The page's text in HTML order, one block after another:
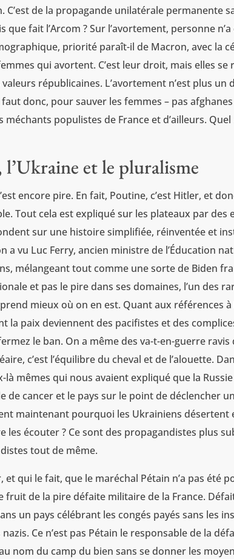
C’est de la propagande unilatérale permanente
que fait l’Arcom ? Sur l’avortement, personne
priorité paraît-il de Macron, avec la
qui avortent. C’est leur droit, mais elles
républicaines. L’avortement n’est plus un
faut donc, pour sauver les femmes – pas
méchants populistes de France et d’ailleurs.
l’Ukraine et le pluralisme
encore pire. En fait, Poutine, c’est Hitler, et
Tout cela est expliqué sur les plateaux par
sur une histoire simplifiée, réinventée et
a vu Luc Ferry, ancien ministre de l’Éducation
mélangeant tout comme une sorte de Biden
et pas le pire dans ses domaines, l’un des
mieux où on en est. Quant aux références
la paix deviennent des pacifistes et des
le ban. On a même des va-t-en-guerre ravis
c’est l’équilibre du cheval et de l’alouette.
là mêmes qui nous avaient expliqué que la
de cancer et le pays sur le point de déclencher
maintenant pourquoi les Ukrainiens
les écouter ? Ce sont des propagandistes plus
tout de même.
et qui le fait, que le maréchal Pétain n’a pas été
fruit de la pire défaite militaire de la France.
un pays célébrant les congés payés sans les
nazis. Ce n’est pas Pétain le responsable de la
nom du camp du bien sans se donner les